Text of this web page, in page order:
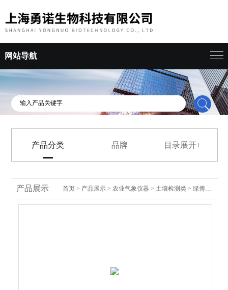
网站导航
产品分类 品牌 目录展开+
产品展示 首页 > 产品展示 >农业气象仪器 >土壤检测类 > 绿博土壤水分测定仪